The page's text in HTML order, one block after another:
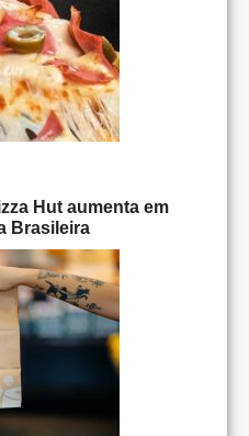
Hut aumenta em
Brasileira